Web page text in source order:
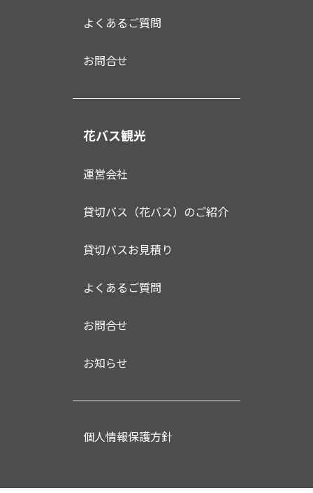
よくあるご質問
お問合せ
花バス観光
運営会社
貸切バス（花バス）のご紹介
貸切バスお見積り
よくあるご質問
お問合せ
お知らせ
個人情報保護方針